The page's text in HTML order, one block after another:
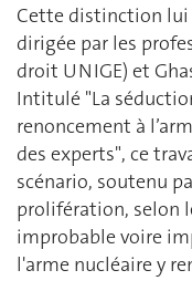
Cette distinction lui
dirigée par les
droit UNIGE) et
Intitulé "La
renoncement à
des experts", ce
scénario, soutenu
prolifération, selon
improbable voire
l'arme nucléaire y